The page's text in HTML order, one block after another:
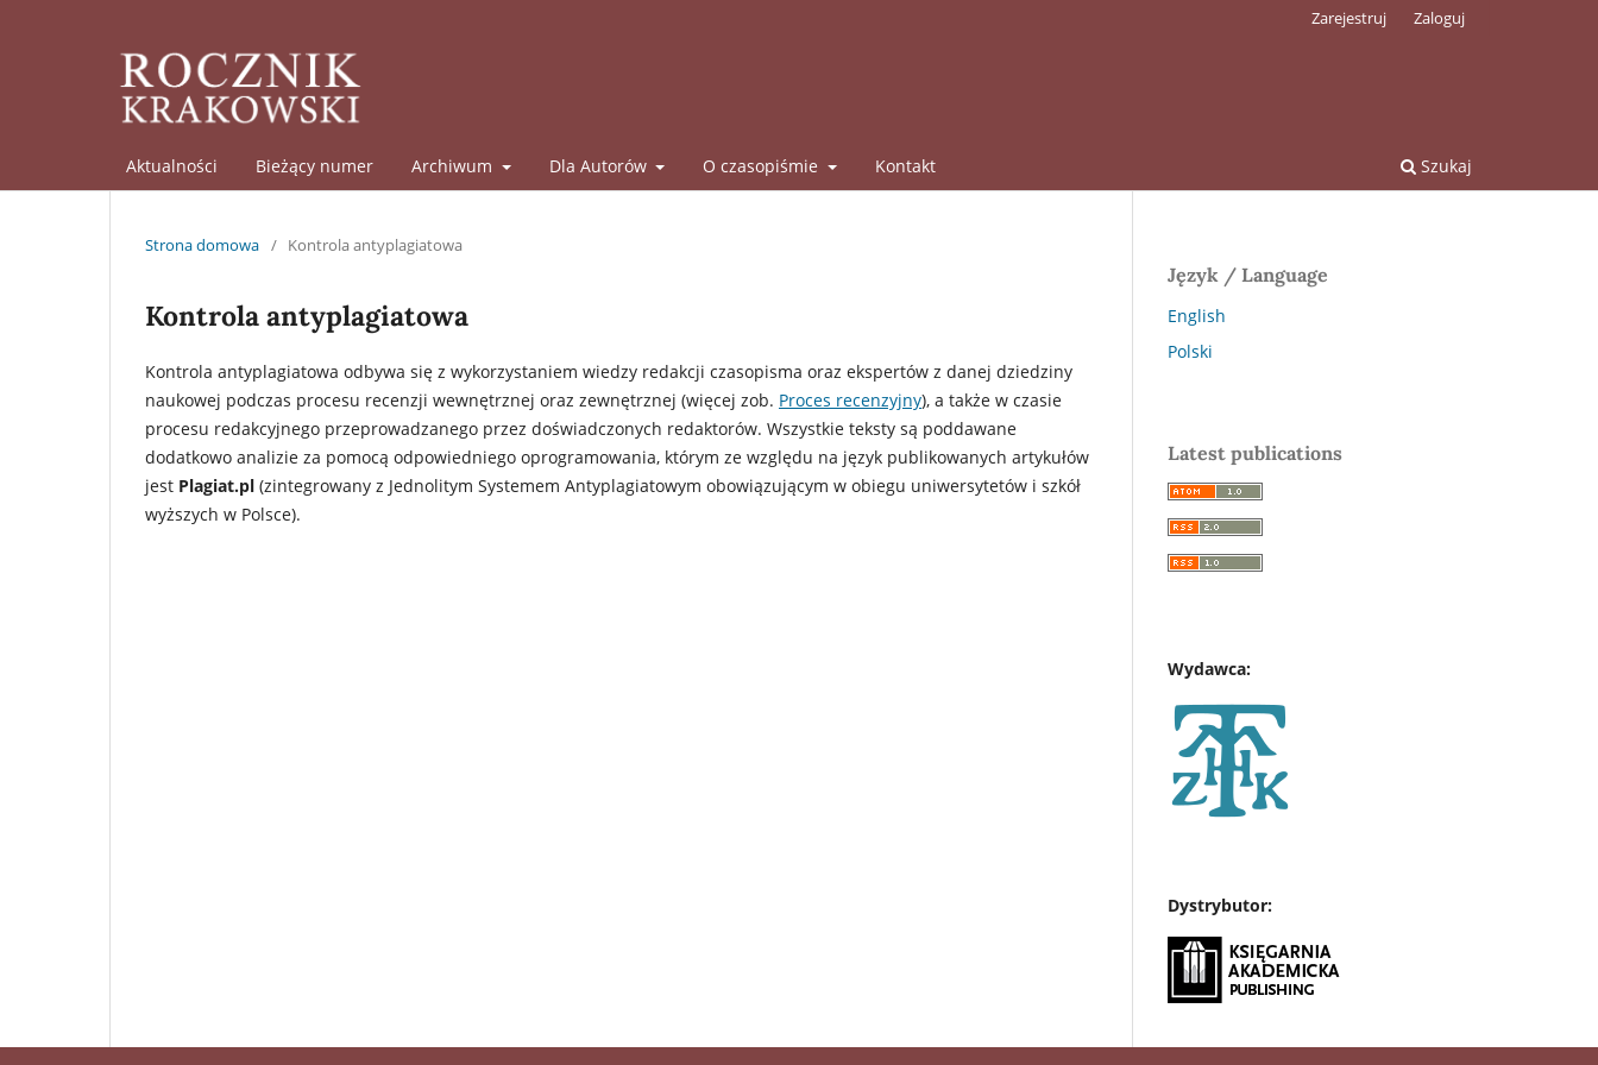
Aktualności Bieżący numer Archiwum Dla Autorów O czasopiśmie Kontakt Szukaj
Zarejestruj Zaloguj
Strona domowa / Kontrola antyplagiatowa
Kontrola antyplagiatowa
Kontrola antyplagiatowa odbywa się z wykorzystaniem wiedzy redakcji czasopisma oraz ekspertów z danej dziedziny
naukowej podczas procesu recenzji wewnętrznej oraz zewnętrznej (więcej zob. Proces recenzyjny), a także w czasie
procesu redakcyjnego przeprowadzanego przez doświadczonych redaktorów. Wszystkie teksty są poddawane
dodatkowo analizie za pomocą odpowiedniego oprogramowania, którym ze względu na język publikowanych artykułów
jest Plagiat.pl (zintegrowany z Jednolitym Systemem Antyplagiatowym obowiązującym w obiegu uniwersytetów i szkół
wyższych w Polsce).
Język / Language
English
Polski
Latest publications
Wydawca:
Dystrybutor: